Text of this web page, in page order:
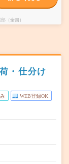
（全国）
・仕分け
WEB登録OK